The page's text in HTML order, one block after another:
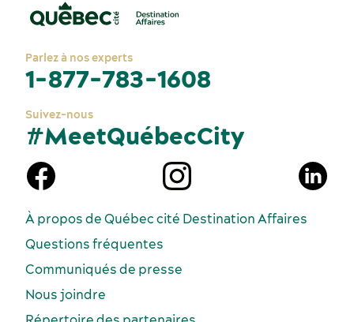
Parlez à nos experts
1-877-783-1608
Suivez-nous
#MeetQuébecCity
À propos de Québec cité Destination Affaires
Questions fréquentes
Communiqués de presse
Nous joindre